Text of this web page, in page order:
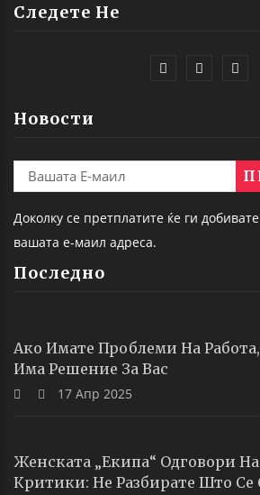
Следете Не
Новости
Доколку се претплатите ќе ги
вашата е-маил адреса.
Последно
Ако Имате Проблеми На
Има Решение За Вас
17 Апр 2025
Женската „екипа“ Одговори
Критики: Не Разбирате Што Се